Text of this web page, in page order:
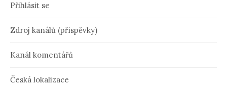
Přihlásit se
Zdroj kanálů (příspěvky)
Kanál komentářů
Česká lokalizace